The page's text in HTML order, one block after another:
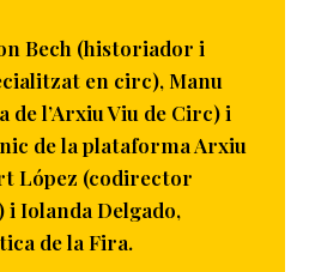
Bech (historiador i
en circ), Manu
l’Arxiu Viu de Circ) i
de la plataforma Arxiu
López (codirector
Iolanda Delgado,
de la Fira.